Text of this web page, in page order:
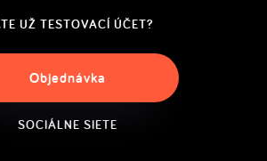
UŽ TESTOVACÍ ÚČET?
Objednávka
SOCIÁLNE SIETE